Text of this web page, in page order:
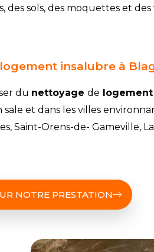
sols, des moquettes et
insalubre à
du nettoyage de
et dans les villes
Saint-Orens-de- Gameville,
NOTRE PRESTATION